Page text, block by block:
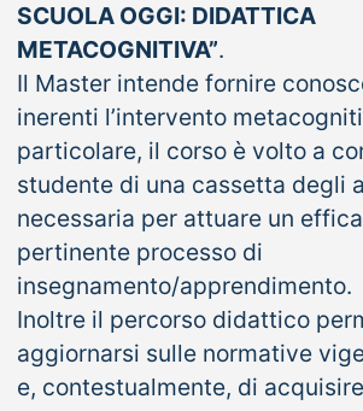
SCUOLA OGGI: DIDATTICA
METACOGNITIVA”.
Il Master intende fornire
inerenti l’intervento
particolare, il corso è volto a
studente di una cassetta degli
necessaria per attuare un
pertinente processo di
insegnamento/apprendimento.
Inoltre il percorso didattico
aggiornarsi sulle normative
e, contestualmente, di